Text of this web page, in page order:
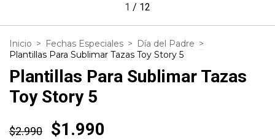
1 / 12
Inicio > Fechas Especiales > Día del Padre >
Plantillas Para Sublimar Tazas Toy Story 5
Plantillas Para Sublimar Tazas
Toy Story 5
$2.990 $1.990